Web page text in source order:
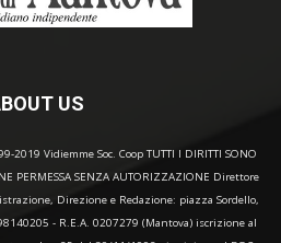
US
2019 Vidiemme Soc. Coop TUTTI I DIRITTI SONO
PERMESSA SENZA AUTORIZZAZIONE Direttore
Direzione e Redazione: piazza Sordello,
- R.E.A. 0207279 (Mantova) iscrizione al